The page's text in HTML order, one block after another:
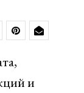
и